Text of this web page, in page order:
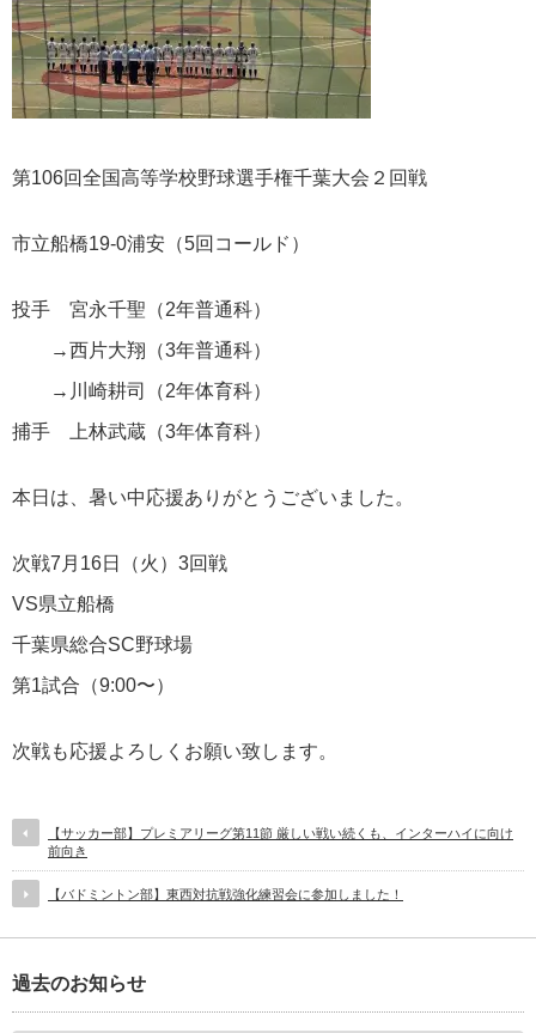
第106回全国高等学校野球選手権千葉大会２ 回戦
市立船橋19-0浦安（5回コールド）
投手 宮永千聖（2年普通科）
→西片大翔（3年普通科）
→川崎耕司（2年体育科）
捕手 上林武蔵（3年体育科）
本日は、暑い中応援ありがとうございました。
次戦7月16日（火）3回戦
VS県立船橋
千葉県総合SC野球場
第1試合（9:00〜）
次戦も応援よろしくお願い致します。
【サッカー部】プレミアリーグ第11節 厳しい戦い続くも、インターハイに向け
前向き
【バドミントン部】東西対抗戦強化練習会に参加しました！
過去のお知らせ